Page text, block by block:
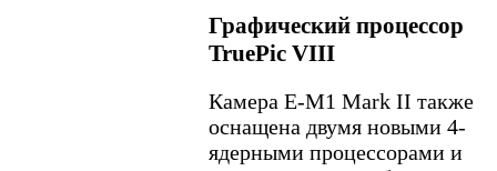
Графический процессор
TruePic VIII
Камера E-M1 Mark II также
оснащена двумя новыми 4-
ядерными процессорами и